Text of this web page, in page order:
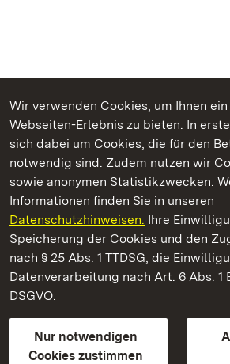
Wir verwenden Cookies, um Ihnen
Webseiten-Erlebnis zu bieten. In
sich dabei um Cookies, die für den
notwendig sind. Zudem nutzen wir
sowie anonymen Statistikzwecken.
Informationen finden Sie in unseren
Datenschutzhinweisen. Ihre
Speicherung der Cookies und den
nach § 25 Abs. 1 TTDSG, die
Datenverarbeitung nach Art. 6 Abs. 1
DSGVO.
Nur notwendigen
Cookies zustimmen
Kommen. Staunen. Genießen.
Staatliche Schlösser und Gärten
Staatliche Schlösser und Gärten
Kontakt
GebärdenspracheLeichte Sprache
Erklärung zur Barrierefreiheit
BITV-konform (geprüfte Seiten)